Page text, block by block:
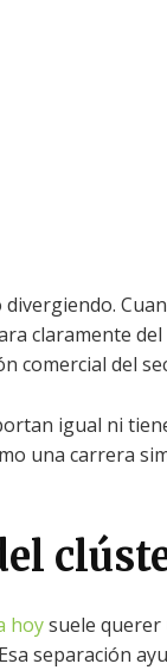
claramente
comercial del
igual ni
una carrera
hoysuele querer
separación